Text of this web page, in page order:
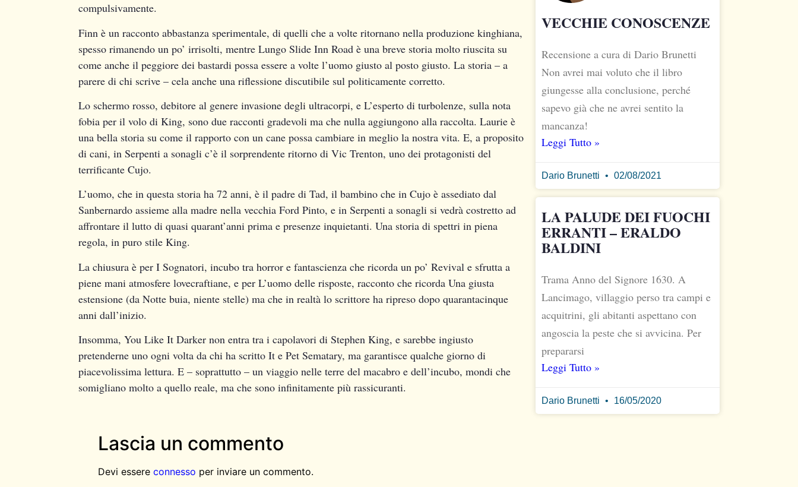
compulsivamente.
Finn è un racconto abbastanza sperimentale, di quelli che a volte ritornano nella produzione kinghiana,
spesso rimanendo un po’ irrisolti, mentre Lungo Slide Inn Road è una breve storia molto riuscita su
come anche il peggiore dei bastardi possa essere a volte l’uomo giusto al posto giusto. La storia – a
parere di chi scrive – cela anche una riflessione discutibile sul politicamente corretto.
Lo schermo rosso, debitore al genere invasione degli ultracorpi, e L’esperto di turbolenze, sulla nota
fobia per il volo di King, sono due racconti gradevoli ma che nulla aggiungono alla raccolta. Laurie è
una bella storia su come il rapporto con un cane possa cambiare in meglio la nostra vita. E, a proposito
di cani, in Serpenti a sonagli c’è il sorprendente ritorno di Vic Trenton, uno dei protagonisti del
terrificante Cujo.
L’uomo, che in questa storia ha 72 anni, è il padre di Tad, il bambino che in Cujo è assediato dal
Sanbernardo assieme alla madre nella vecchia Ford Pinto, e in Serpenti a sonagli si vedrà costretto ad
affrontare il lutto di quasi quarant’anni prima e presenze inquietanti. Una storia di spettri in piena
regola, in puro stile King.
La chiusura è per I Sognatori, incubo tra horror e fantascienza che ricorda un po’ Revival e sfrutta a
piene mani atmosfere lovecraftiane, e per L’uomo delle risposte, racconto che ricorda Una giusta
estensione (da Notte buia, niente stelle) ma che in realtà lo scrittore ha ripreso dopo quarantacinque
anni dall’inizio.
Insomma, You Like It Darker non entra tra i capolavori di Stephen King, e sarebbe ingiusto
pretenderne uno ogni volta da chi ha scritto It e Pet Sematary, ma garantisce qualche giorno di
piacevolissima lettura. E – soprattutto – un viaggio nelle terre del macabro e dell’incubo, mondi che
somigliano molto a quello reale, ma che sono infinitamente più rassicuranti.
VECCHIE CONOSCENZE
Recensione a cura di Dario Brunetti
Non avrei mai voluto che il libro
giungesse alla conclusione, perché
sapevo già che ne avrei sentito la
mancanza!
Leggi Tutto »
Dario Brunetti 02/08/2021
LA PALUDE DEI FUOCHI
ERRANTI – ERALDO
BALDINI
Trama Anno del Signore 1630. A
Lancimago, villaggio perso tra campi e
acquitrini, gli abitanti aspettano con
angoscia la peste che si avvicina. Per
prepararsi
Leggi Tutto »
Dario Brunetti 16/05/2020
Lascia un commento
Devi essere connesso per inviare un commento.